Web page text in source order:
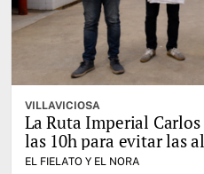
VILLAVICIOSA
La Ruta Imperial
las 10h para evitar las
EL FIELATO Y EL NORA